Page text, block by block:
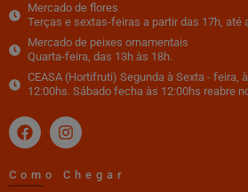
Mercado de flores
Terças e sextas-feiras a partir das 17h, até
Mercado de peixes ornamentais
Quarta-feira, das 13h às 18h.
CEASA (Hortifruti) Segunda à Sexta - feira,
12:00hs. Sábado fecha às 12:00hs reabre
Como Chegar